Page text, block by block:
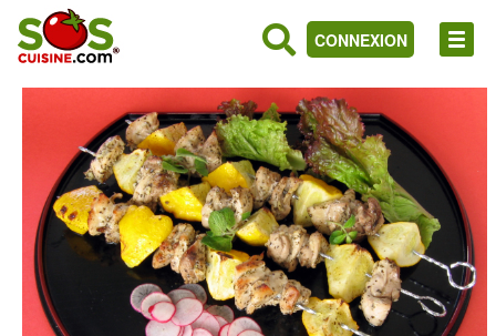
CONNEXION